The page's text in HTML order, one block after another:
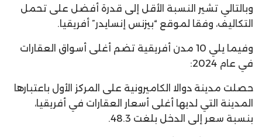
وبالتالي تشير النسبة الأقل إلى قدرة أفضل على تحمل
التكاليف، وفقا لموقع “بيزنس إنسايدر” أفريقيا.
وفيما يلي 10 مدن أفريقية تضم أغلى أسواق العقارات
في عام 2024:
حصلت مدينة دوالا الكاميرونية على المركز الأول باعتبارها
المدينة التي لديها أغلى أسعار العقارات في أفريقيا،
بنسبة سعر إلى الدخل بلغت 48.3.